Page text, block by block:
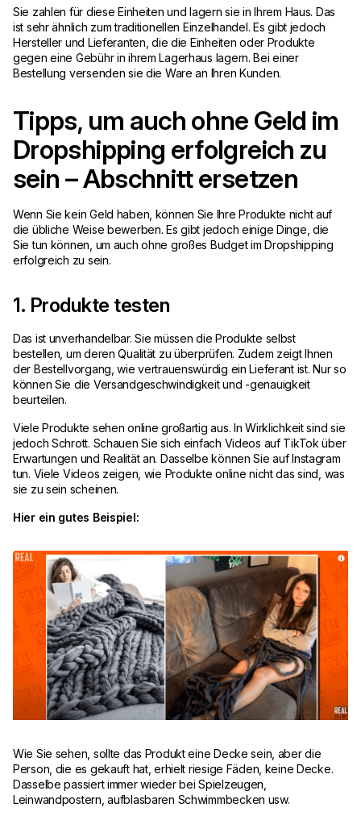
Sie zahlen für diese Einheiten und lagern sie in Ihrem Haus. Das
ist sehr ähnlich zum traditionellen Einzelhandel. Es gibt jedoch
Hersteller und Lieferanten, die die Einheiten oder Produkte
gegen eine Gebühr in ihrem Lagerhaus lagern. Bei einer
Bestellung versenden sie die Ware an Ihren Kunden.
Tipps, um auch ohne Geld im
Dropshipping erfolgreich zu
sein – Abschnitt ersetzen
Wenn Sie kein Geld haben, können Sie Ihre Produkte nicht auf
die übliche Weise bewerben. Es gibt jedoch einige Dinge, die
Sie tun können, um auch ohne großes Budget im Dropshipping
erfolgreich zu sein.
1. Produkte testen
Das ist unverhandelbar. Sie müssen die Produkte selbst
bestellen, um deren Qualität zu überprüfen. Zudem zeigt Ihnen
der Bestellvorgang, wie vertrauenswürdig ein Lieferant ist. Nur so
können Sie die Versandgeschwindigkeit und -genauigkeit
beurteilen.
Viele Produkte sehen online großartig aus. In Wirklichkeit sind sie
jedoch Schrott. Schauen Sie sich einfach Videos auf TikTok über
Erwartungen und Realität an. Dasselbe können Sie auf Instagram
tun. Viele Videos zeigen, wie Produkte online nicht das sind, was
sie zu sein scheinen.
Hier ein gutes Beispiel:
Wie Sie sehen, sollte das Produkt eine Decke sein, aber die
Person, die es gekauft hat, erhielt riesige Fäden, keine Decke.
Dasselbe passiert immer wieder bei Spielzeugen,
Leinwandpostern, aufblasbaren Schwimmbecken usw.